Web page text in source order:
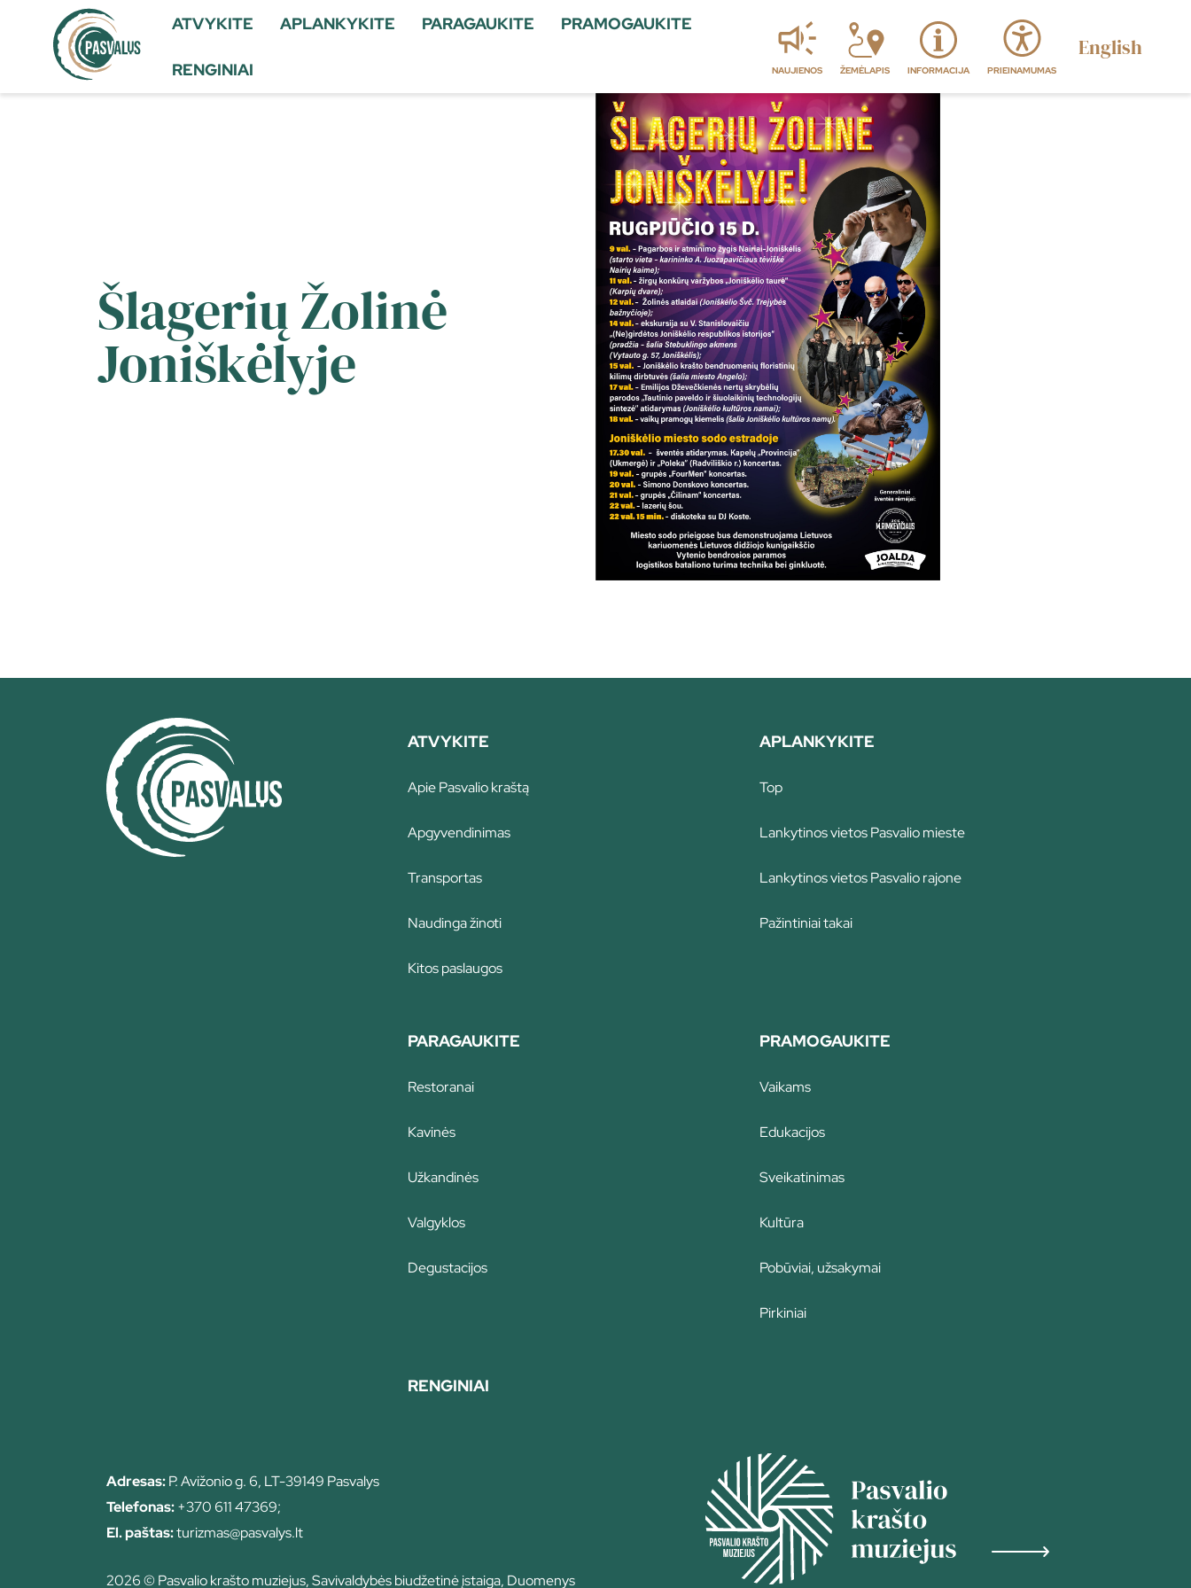
ATVYKITE APLANKYKITE PARAGAUKITE PRAMOGAUKITE
RENGINIAI NAUJIENOS ŽEMĖLAPIS INFORMACIJA PRIEINAMUMAS
English
Šlagerių Žolinė
Joniškėlyje
ATVYKITE
Apie Pasvalio kraštą
Apgyvendinimas
Transportas
Naudinga žinoti
Kitos paslaugos
APLANKYKITE
Top
Lankytinos vietos Pasvalio mieste
Lankytinos vietos Pasvalio rajone
Pažintiniai takai
PARAGAUKITE
Restoranai
Kavinės
Užkandinės
Valgyklos
Degustacijos
PRAMOGAUKITE
Vaikams
Edukacijos
Sveikatinimas
Kultūra
Pobūviai, užsakymai
Pirkiniai
RENGINIAI
Adresas:P. Avižonio g. 6, LT-39149 Pasvalys
Telefonas:+370 611 47369;
El. paštas:turizmas@pasvalys.lt
2026 © Pasvalio krašto muziejus, Savivaldybės biudžetinė įstaiga, Duomenys